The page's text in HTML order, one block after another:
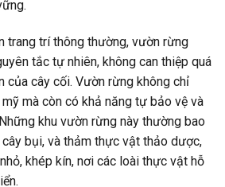
trang trí thông thường, vườn rừng
tắc tự nhiên, không can thiệp quá
của cây cối. Vườn rừng không chỉ
mà còn có khả năng tự bảo vệ và
khu vườn rừng này thường bao
bụi, và thảm thực vật thảo dược,
khép kín, nơi các loài thực vật hỗ